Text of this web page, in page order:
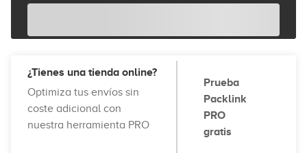
¿Tienes una tienda online?
Optimiza tus envíos sin
coste adicional con
nuestra herramienta PRO
Prueba
Packlink
PRO
gratis